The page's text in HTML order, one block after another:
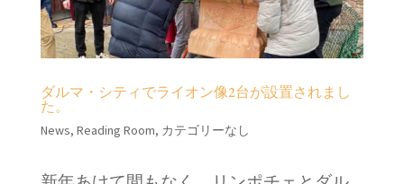
ダルマ・シティでライオン像2台が設置されまし
た。
News, Reading Room, カテゴリーなし